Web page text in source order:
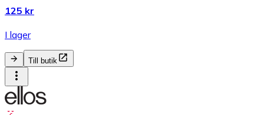
125 kr
I lager
Till butik